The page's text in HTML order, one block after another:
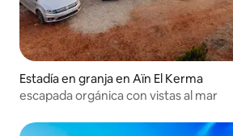
Estadía en granja en Aïn El Kerma
escapada orgánica con vistas al mar